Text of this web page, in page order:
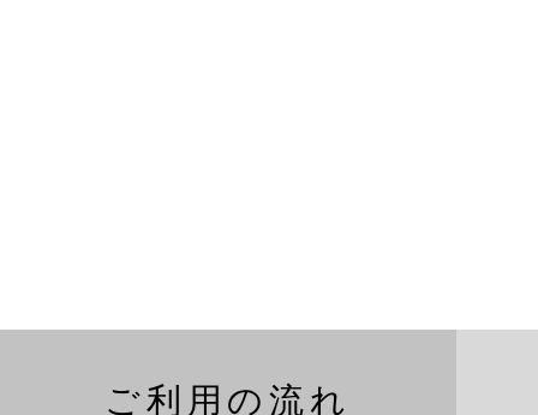
ご利用の流れ